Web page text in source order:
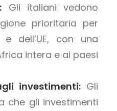
Gli italiani vedono
prioritaria per
e dell’UE, con una
intera e ai paesi
investimenti: Gli
che gli investimenti